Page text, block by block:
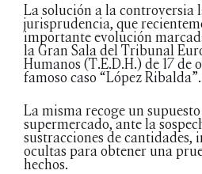
La solución a la controversia
jurisprudencia, que
importante evolución
la Gran Sala del Tribunal
Humanos (T.E.D.H.) de 17 de
famoso caso “López Ribalda”.
La misma recoge un
supermercado, ante la
sustracciones de cantidades,
ocultas para obtener una
hechos.